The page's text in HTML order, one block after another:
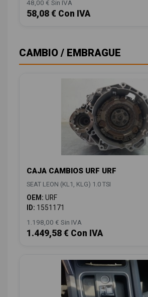
48,00 € Sin IVA
58,08 € Con IVA
CAMBIO / EMBRAGUE
CAJA CAMBIOS URF URF
SEAT LEON (KL1, KLG) 1.0 TSI
OEM: URF
ID: 1551171
1.198,00 € Sin IVA
1.449,58 € Con IVA